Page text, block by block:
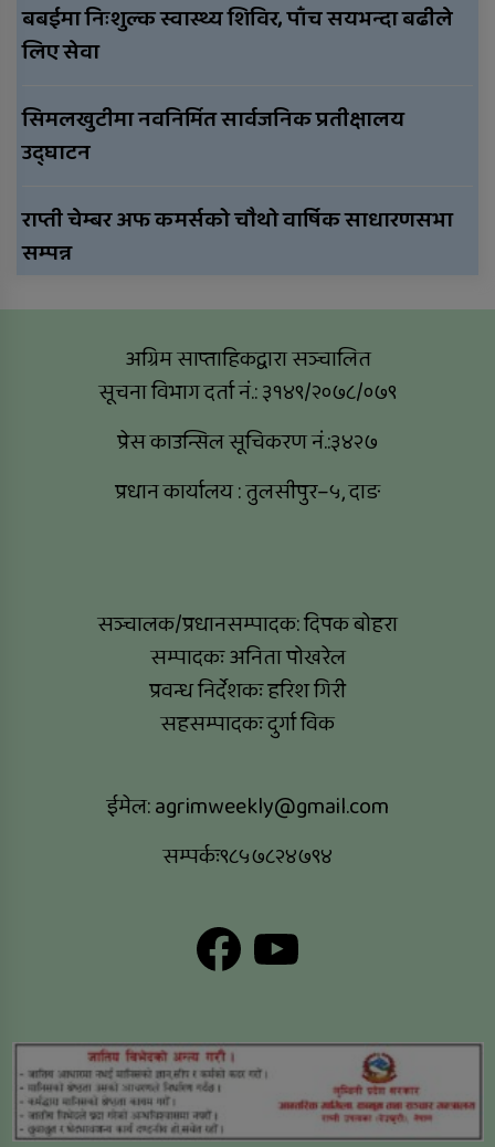
बबईमा निःशुल्क स्वास्थ्य शिविर, पाँच सयभन्दा बढीले
लिए सेवा
सिमलखुटीमा नवनिर्मित सार्वजनिक प्रतीक्षालय
उद्घाटन
राप्ती चेम्बर अफ कमर्सको चौथो वार्षिक साधारणसभा
सम्पन्न
अग्रिम साप्ताहिकद्वारा सञ्चालित
सूचना विभाग दर्ता नं.: ३१४९/२०७८/०७९
प्रेस काउन्सिल सूचिकरण नं.:३४२७
प्रधान कार्यालय : तुलसीपुर–५, दाङ
सञ्चालक/प्रधानसम्पादक: दिपक बोहरा
सम्पादकः अनिता पोखरेल
प्रवन्ध निर्देशकः हरिश गिरी
सहसम्पादकः दुर्गा विक
ईमेल:agrimweekly@gmail.com
सम्पर्कः९८५७८२४७९४
Facebook
YouTube